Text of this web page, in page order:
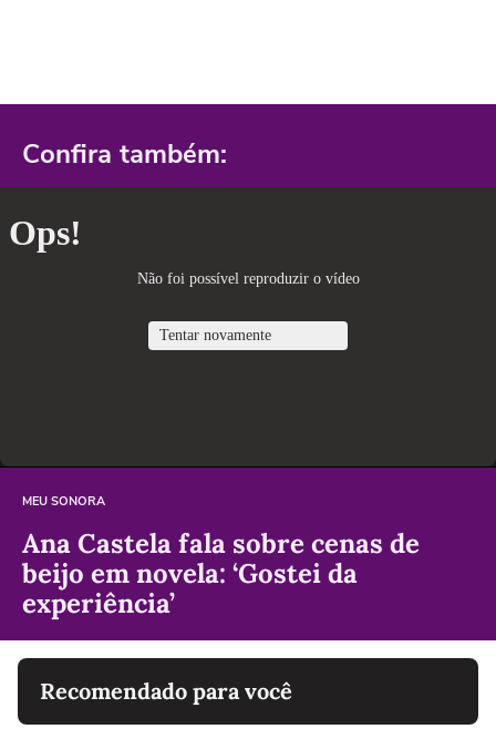
Confira também:
MEU SONORA
Ana Castela fala sobre cenas de
beijo em novela: ‘Gostei da
experiência’
Recomendado para você